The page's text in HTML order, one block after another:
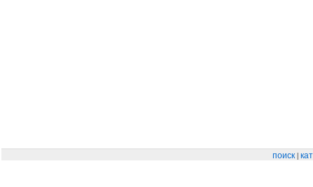
поиск|